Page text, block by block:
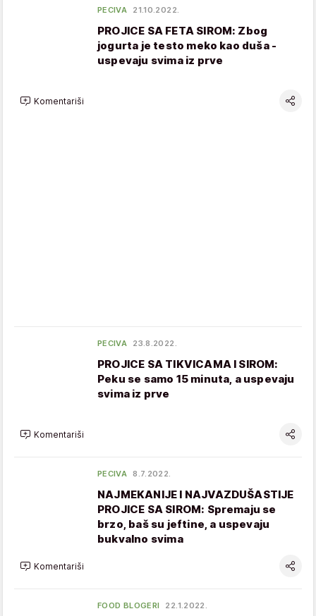
PECIVA 21.10.2022.
PROJICE SA FETA SIROM: Zbog
jogurta je testo meko kao duša -
uspevaju svima iz prve
Komentariši
PECIVA 23.8.2022.
PROJICE SA TIKVICAMA I SIROM:
Peku se samo 15 minuta, a uspevaju
svima iz prve
Komentariši
PECIVA 8.7.2022.
NAJMEKANIJE I NAJVAZDUŠASTIJE
PROJICE SA SIROM: Spremaju se
brzo, baš su jeftine, a uspevaju
bukvalno svima
Komentariši
FOOD BLOGERI 22.1.2022.